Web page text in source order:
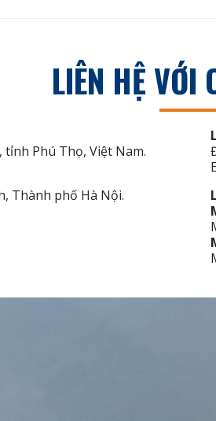
LIÊN HỆ VỚI
tỉnh Phú Thọ, Việt Nam.
Thành phố Hà Nội.